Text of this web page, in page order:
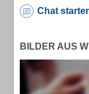
Chat
BILDER AUS